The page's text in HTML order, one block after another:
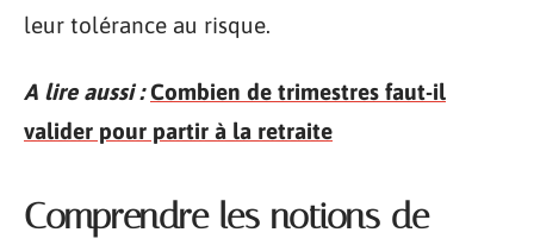
leur tolérance au risque.
A lire aussi : Combien de trimestres faut-il
valider pour partir à la retraite
Comprendre les notions de